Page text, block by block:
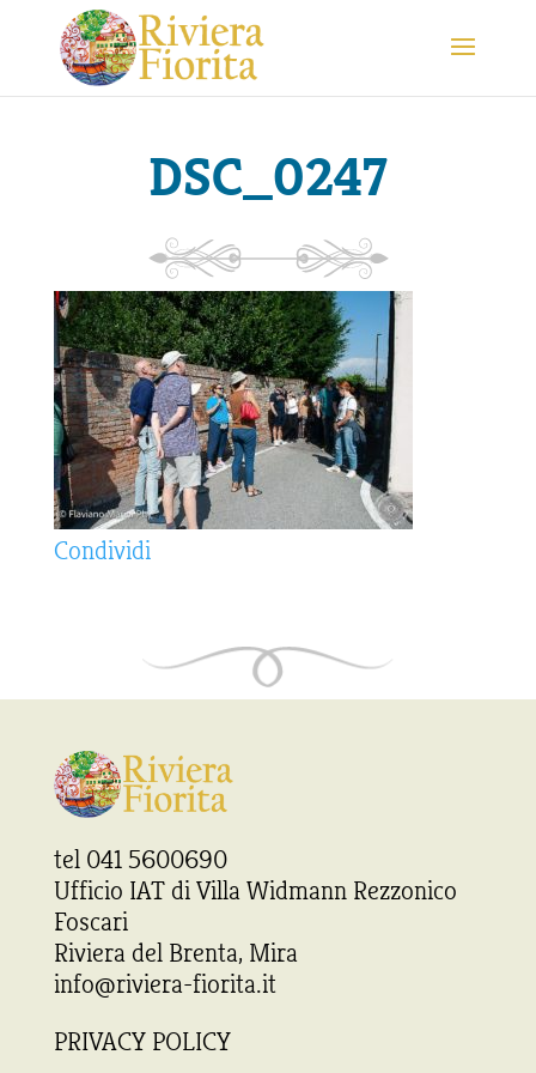
DSC_0247
Condividi
tel 041 5600690
Ufficio IAT di Villa Widmann Rezzonico
Foscari
Riviera del Brenta, Mira
info@riviera-fiorita.it
PRIVACY POLICY